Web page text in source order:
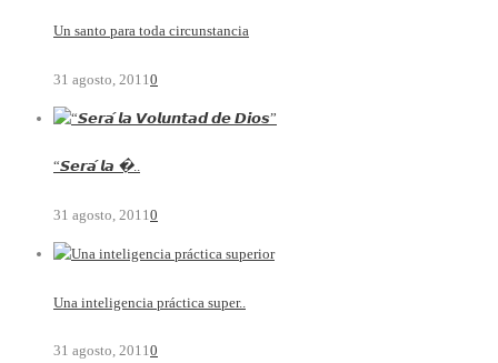
Un santo para toda circunstancia
31 agosto, 2011 0
“𝙎𝙚𝙧𝙖́ 𝙡𝙖 �..
31 agosto, 2011 0
Una inteligencia práctica super..
31 agosto, 20110